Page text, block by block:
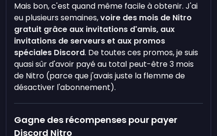
Mais bon, c'est quand même facile à obtenir. J'ai
eu plusieurs semaines,voire des mois de Nitro
gratuit grâce aux invitations d'amis, aux
invitations de serveurs et aux promos
spéciales Discord. De toutes ces promos, je suis
quasi sûr d'avoir payé au total peut-être 3 mois
de Nitro (parce que j'avais juste la flemme de
désactiver l'abonnement).
Gagne des récompenses pour payer
Discord Nitro